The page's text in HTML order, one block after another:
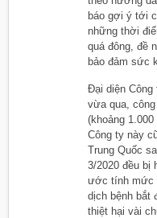
báo gợi ý tới
những thời
quá đông, đề
bảo đảm sức
Đại diện Công
vừa qua,
(khoảng 1.000
Công ty này
Trung Quốc
3/2020 đều bị
ước tính mức
dịch bệnh bắt
thiệt hại vài